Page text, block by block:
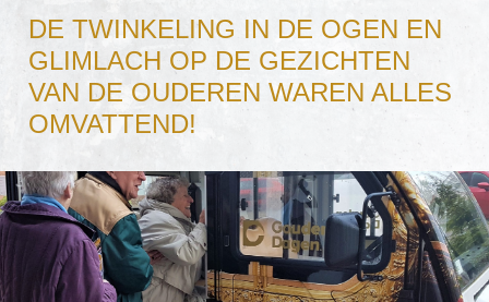
DE TWINKELING IN DE OGEN EN
GLIMLACH OP DE GEZICHTEN
VAN DE OUDEREN WAREN ALLES
OMVATTEND!